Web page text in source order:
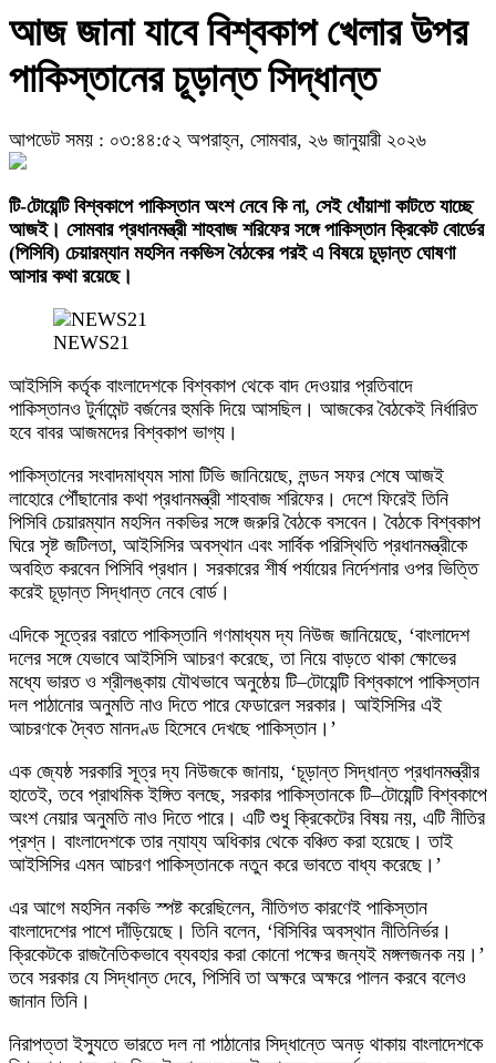
আজ জানা যাবে বিশ্বকাপ খেলার উপর
পাকিস্তানের চূড়ান্ত সিদ্ধান্ত
আপডেট সময় : ০৩:৪৪:৫২ অপরাহ্ন, সোমবার, ২৬ জানুয়ারী ২০২৬
টি-টোয়েন্টি বিশ্বকাপে পাকিস্তান অংশ নেবে কি না, সেই ধোঁয়াশা কাটতে যাচ্ছে
আজই। সোমবার প্রধানমন্ত্রী শাহবাজ শরিফের সঙ্গে পাকিস্তান ক্রিকেট বোর্ডের
(পিসিবি) চেয়ারম্যান মহসিন নকভিস বৈঠকের পরই এ বিষয়ে চূড়ান্ত ঘোষণা
আসার কথা রয়েছে।
NEWS21
আইসিসি কর্তৃক বাংলাদেশকে বিশ্বকাপ থেকে বাদ দেওয়ার প্রতিবাদে
পাকিস্তানও টুর্নামেন্ট বর্জনের হুমকি দিয়ে আসছিল। আজকের বৈঠকেই নির্ধারিত
হবে বাবর আজমদের বিশ্বকাপ ভাগ্য।
পাকিস্তানের সংবাদমাধ্যম সামা টিভি জানিয়েছে, লন্ডন সফর শেষে আজই
লাহোরে পৌঁছানোর কথা প্রধানমন্ত্রী শাহবাজ শরিফের। দেশে ফিরেই তিনি
পিসিবি চেয়ারম্যান মহসিন নকভির সঙ্গে জরুরি বৈঠকে বসবেন। বৈঠকে বিশ্বকাপ
ঘিরে সৃষ্ট জটিলতা, আইসিসির অবস্থান এবং সার্বিক পরিস্থিতি প্রধানমন্ত্রীকে
অবহিত করবেন পিসিবি প্রধান। সরকারের শীর্ষ পর্যায়ের নির্দেশনার ওপর ভিত্তি
করেই চূড়ান্ত সিদ্ধান্ত নেবে বোর্ড।
এদিকে সূত্রের বরাতে পাকিস্তানি গণমাধ্যম দ্য নিউজ জানিয়েছে, ‘বাংলাদেশ
দলের সঙ্গে যেভাবে আইসিসি আচরণ করেছে, তা নিয়ে বাড়তে থাকা ক্ষোভের
মধ্যে ভারত ও শ্রীলঙ্কায় যৌথভাবে অনুষ্ঠেয় টি–টোয়েন্টি বিশ্বকাপে পাকিস্তান
দল পাঠানোর অনুমতি নাও দিতে পারে ফেডারেল সরকার। আইসিসির এই
আচরণকে দ্বৈত মানদণ্ড হিসেবে দেখছে পাকিস্তান।’
এক জ্যেষ্ঠ সরকারি সূত্র দ্য নিউজকে জানায়, ‘চূড়ান্ত সিদ্ধান্ত প্রধানমন্ত্রীর
হাতেই, তবে প্রাথমিক ইঙ্গিত বলছে, সরকার পাকিস্তানকে টি–টোয়েন্টি বিশ্বকাপে
অংশ নেয়ার অনুমতি নাও দিতে পারে। এটি শুধু ক্রিকেটের বিষয় নয়, এটি নীতির
প্রশ্ন। বাংলাদেশকে তার ন্যায্য অধিকার থেকে বঞ্চিত করা হয়েছে। তাই
আইসিসির এমন আচরণ পাকিস্তানকে নতুন করে ভাবতে বাধ্য করেছে।’
এর আগে মহসিন নকভি স্পষ্ট করেছিলেন, নীতিগত কারণেই পাকিস্তান
বাংলাদেশের পাশে দাঁড়িয়েছে। তিনি বলেন, ‘বিসিবির অবস্থান নীতিনির্ভর।
ক্রিকেটকে রাজনৈতিকভাবে ব্যবহার করা কোনো পক্ষের জন্যই মঙ্গলজনক নয়।’
তবে সরকার যে সিদ্ধান্ত দেবে, পিসিবি তা অক্ষরে অক্ষরে পালন করবে বলেও
জানান তিনি।
নিরাপত্তা ইস্যুতে ভারতে দল না পাঠানোর সিদ্ধান্তে অনড় থাকায় বাংলাদেশকে